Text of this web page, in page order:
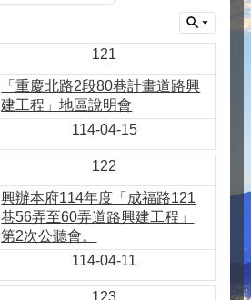
121
「重慶北路2段80巷計畫道路興
建工程」地區說明會
114-04-15
122
興辦本府114年度「成福路121
巷56弄至60弄道路興建工程」
第2次公聽會。
114-04-11
123